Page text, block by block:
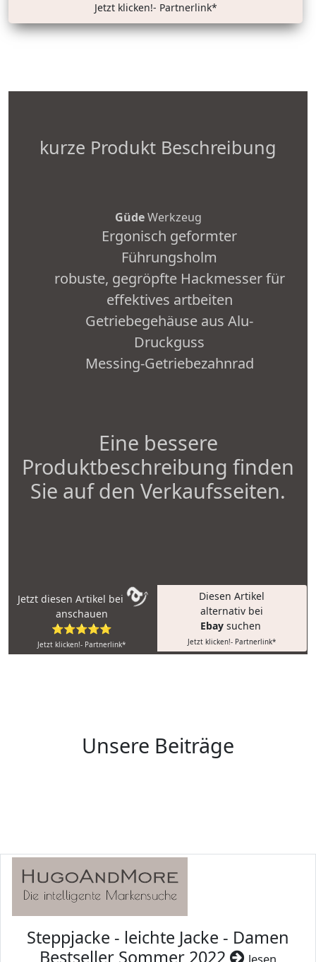
Jetzt klicken!- Partnerlink*
kurze Produkt Beschreibung
GüdeWerkzeug
Ergonisch geformter
Führungsholm
robuste, gegröpfte Hackmesser für
effektives artbeiten
Getriebegehäuse aus Alu-
Druckguss
Messing-Getriebezahnrad
Eine bessere
Produktbeschreibung finden
Sie auf den Verkaufsseiten.
Jetzt diesen Artikel bei
anschauen
⭐⭐⭐⭐⭐
Jetzt klicken!- Partnerlink*
Diesen Artikel
alternativ bei
Ebay suchen
Jetzt klicken!- Partnerlink*
Unsere Beiträge
Steppjacke - leichte Jacke - Damen
Bestseller Sommer 2022